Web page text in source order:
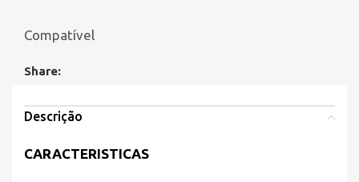
Compatível
Share:
Descrição
CARACTERISTICAS